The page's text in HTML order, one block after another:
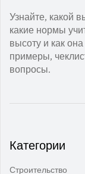
Узнайте, какой
какие нормы
высоту и как
примеры,
вопросы.
Категории
Строительство